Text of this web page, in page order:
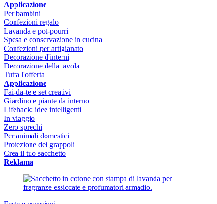
Applicazione
Per bambini
Confezioni regalo
Lavanda e pot-pourri
Spesa e conservazione in cucina
Confezioni per artigianato
Decorazione d'interni
Decorazione della tavola
Tutta l'offerta
Applicazione
Fai-da-te e set creativi
Giardino e piante da interno
Lifehack: idee intelligenti
In viaggio
Zero sprechi
Per animali domestici
Protezione dei grappoli
Crea il tuo sacchetto
Reklama